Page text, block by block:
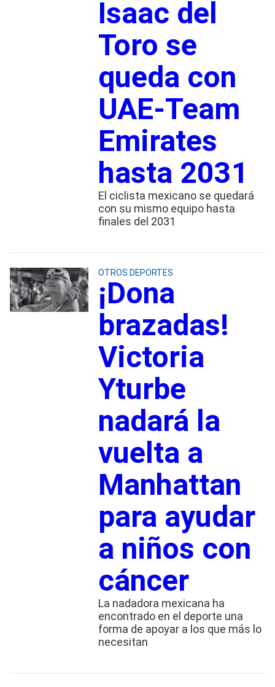
Isaac del
Toro se
queda con
UAE-Team
Emirates
hasta 2031
El ciclista mexicano se quedará
con su mismo equipo hasta
finales del 2031
OTROS DEPORTES
¡Dona
brazadas!
Victoria
Yturbe
nadará la
vuelta a
Manhattan
para ayudar
a niños con
cáncer
La nadadora mexicana ha
encontrado en el deporte una
forma de apoyar a los que más lo
necesitan